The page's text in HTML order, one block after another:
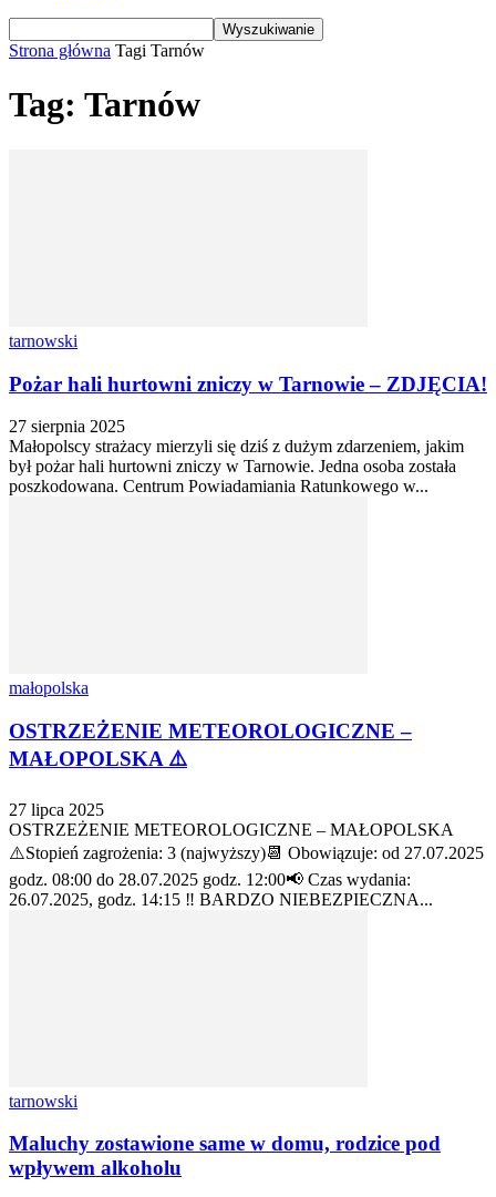
Strona główna Tagi Tarnów
Tag: Tarnów
tarnowski
Pożar hali hurtowni zniczy w Tarnowie – ZDJĘCIA!
27 sierpnia 2025
Małopolscy strażacy mierzyli się dziś z dużym zdarzeniem, jakim
był pożar hali hurtowni zniczy w Tarnowie. Jedna osoba została
poszkodowana. Centrum Powiadamiania Ratunkowego w...
małopolska
OSTRZEŻENIE METEOROLOGICZNE –
MAŁOPOLSKA ⚠️
27 lipca 2025
OSTRZEŻENIE METEOROLOGICZNE – MAŁOPOLSKA
⚠️Stopień zagrożenia: 3 (najwyższy)📆 Obowiązuje: od 27.07.2025
godz. 08:00 do 28.07.2025 godz. 12:00📢 Czas wydania:
26.07.2025, godz. 14:15 ‼️ BARDZO NIEBEZPIECZNA...
tarnowski
Maluchy zostawione same w domu, rodzice pod
wpływem alkoholu